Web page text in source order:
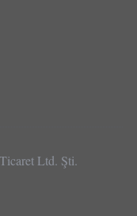
Ltd. Şti.